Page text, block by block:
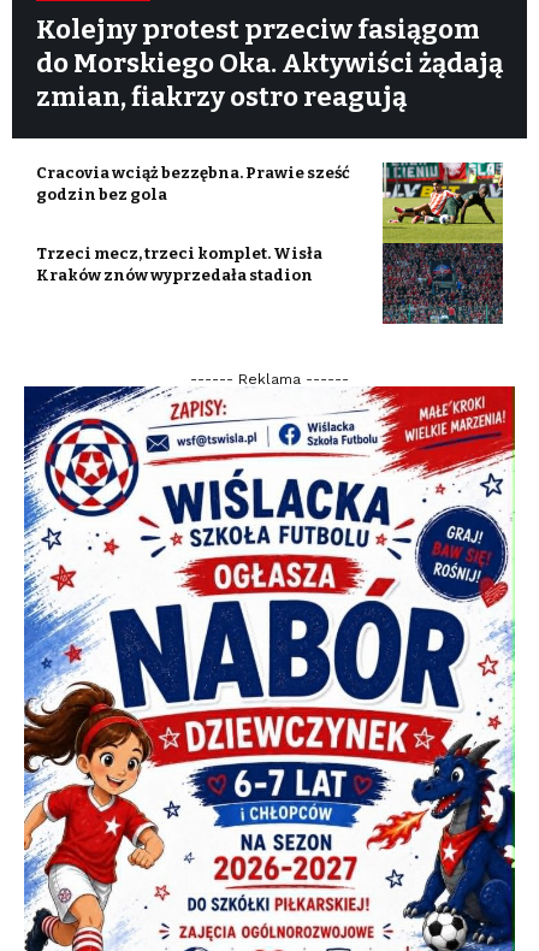
Kolejny protest przeciw fasiągom
do Morskiego Oka. Aktywiści żądają
zmian, fiakrzy ostro reagują
Cracovia wciąż bezzębna. Prawie sześć
godzin bez gola
Trzeci mecz, trzeci komplet. Wisła
Kraków znów wyprzedała stadion
------ Reklama ------